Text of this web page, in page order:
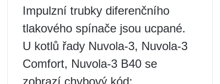
Impulzní trubky diferenčního
tlakového spínače jsou ucpané.
U kotlů řady Nuvola-3, Nuvola-3
Comfort, Nuvola-3 B40 se
zobrazí chybový kód: